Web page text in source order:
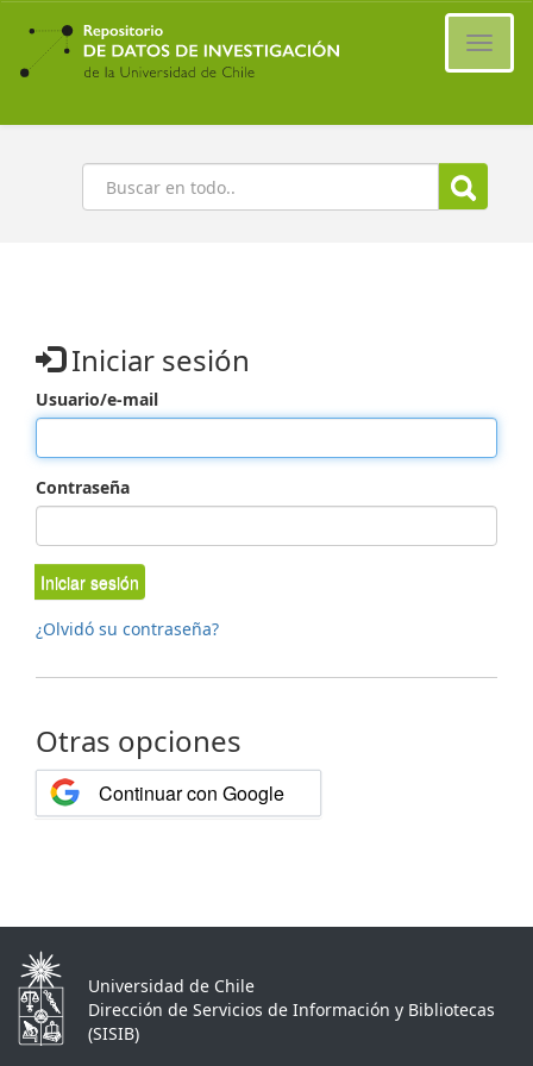
Ir
contenido
principal
Buscar
Iniciar sesión
Usuario/e-mail
Contraseña
Iniciar sesión
¿Olvidó su contraseña?
Otras opciones
Continuar con Google
Universidad de Chile
Dirección de Servicios de Información y Bibliotecas
(SISIB)